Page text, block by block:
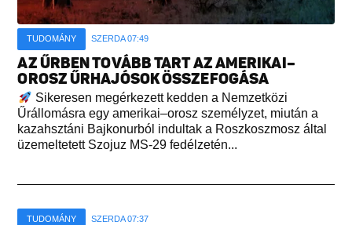
TUDOMÁNY SZERDA 07:49
AZ ŰRBEN TOVÁBB TART AZ AMERIKAI–
OROSZ ŰRHAJÓSOK ÖSSZEFOGÁSA
Sikeresen megérkezett kedden a Nemzetközi
Űrállomásra egy amerikai–orosz személyzet, miután a
kazahsztáni Bajkonurból indultak a Roszkoszmosz által
üzemeltetett Szojuz MS-29 fedélzetén...
TUDOMÁNY SZERDA 07:37